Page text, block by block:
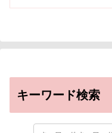
キーワード検索